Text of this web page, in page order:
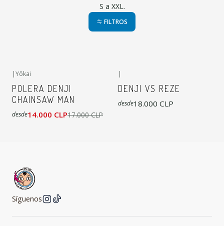
S a XXL.
FILTROS
|Yōkai
POLERA DENJI
CHAINSAW MAN
desde14.000 CLP17.000 CLP
|
DENJI VS REZE
desde18.000 CLP
Síguenos